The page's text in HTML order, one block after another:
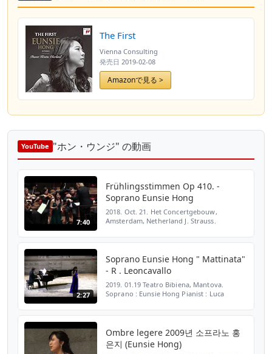
The First
Vienna Consulting
発売日 2019-02-08
Amazonで見る >
YouTube "ホン・ウンジ" の動画
7:40
Frühlingsstimmen Op 410. -
Soprano Eunsie Hong
2018. Oct. 21. Het Concertgebouw,
Amsterdam, Netherland J. Strauss.
덜...
2:27
Soprano Eunsie Hong " Mattinata"
- R . Leoncavallo
2019. 01.19 Teatro Bibiena, Mantova.
Soprano : Eunsie Hong Pianist : Luca
Ombre legere 2009년 소프라노 홍
은지 (Eunsie Hong)